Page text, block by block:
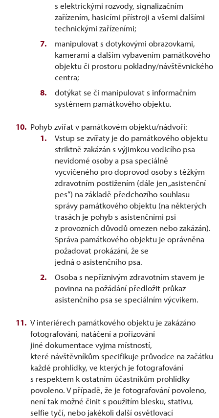
s elektrickými rozvody, signalizačním
zařízením, hasicími přístroji a všemi dalšími
technickými zařízeními;
manipulovat s dotykovými obrazovkami,
kamerami a dalším vybavením památkového
objektu či prostoru pokladny/návštěvnického
centra;
dotýkat se či manipulovat s informačním
systémem památkového objektu.
Pohyb zvířat v památkovém objektu/nádvoří:
Vstup se zvířaty je do památkového objektu
striktně zakázán s výjimkou vodicího psa
nevidomé osoby a psa speciálně
vycvičeného pro doprovod osoby s těžkým
zdravotním postižením (dále jen „asistenční
pes“) na základě předchozího souhlasu
správy památkového objektu (na některých
trasách je pohyb s asistenčními psi
z provozních důvodů omezen nebo zakázán).
Správa památkového objektu je oprávněna
požadovat prokázání, že se
jedná o asistenčního psa.
Osoba s nepříznivým zdravotním stavem je
povinna na požádání předložit průkaz
asistenčního psa se speciálním výcvikem.
V interiérech památkového objektu je zakázáno
fotografování, natáčení a pořizování
jiné dokumentace vyjma místností,
které návštěvníkům specifikuje průvodce na začátku
každé prohlídky, ve kterých je fotografování
s respektem k ostatním účastníkům prohlídky
povoleno. V případě, že je fotografování povoleno,
není tak možné činit s použitím blesku, stativu,
selfie tyčí, nebo jakékoli další osvětlovací